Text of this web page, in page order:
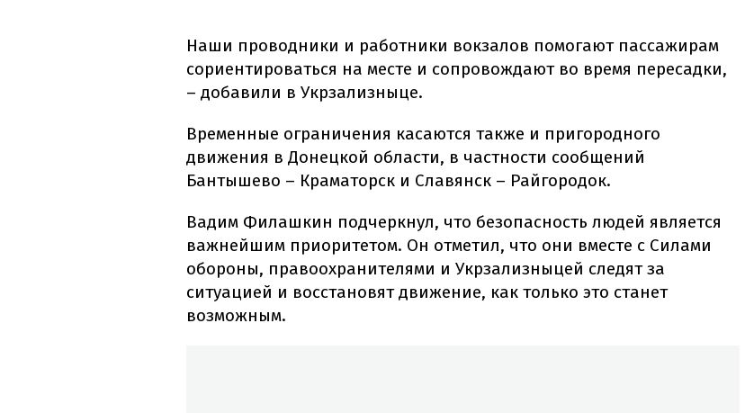
Наши проводники и работники вокзалов помогают пассажирам
сориентироваться на месте и сопровождают во время пересадки,
– добавили в Укрзализныце.
Временные ограничения касаются также и пригородного
движения в Донецкой области, в частности сообщений
Бантышево – Краматорск и Славянск – Райгородок.
Вадим Филашкин подчеркнул, что безопасность людей является
важнейшим приоритетом. Он отметил, что они вместе с Силами
обороны, правоохранителями и Укрзализныцей следят за
ситуацией и восстановят движение, как только это станет
возможным.